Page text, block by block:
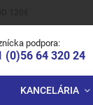
podpora:
(0)56 64 320 24
KANCELÁRIA